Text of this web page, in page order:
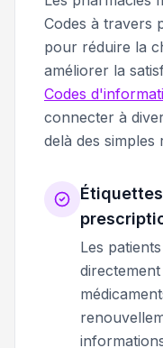
Codes à travers
pour réduire la
améliorer la
Codes
connecter à
delà des simples
Les